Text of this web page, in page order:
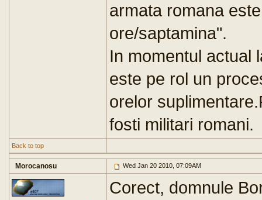
armata romana
ore/saptamina".
In momentul actual
este pe rol un
orelor
fosti militari romani.
Back to top
Morocanosu Wed Jan 20 2010, 07:09AM
Corect, domnule